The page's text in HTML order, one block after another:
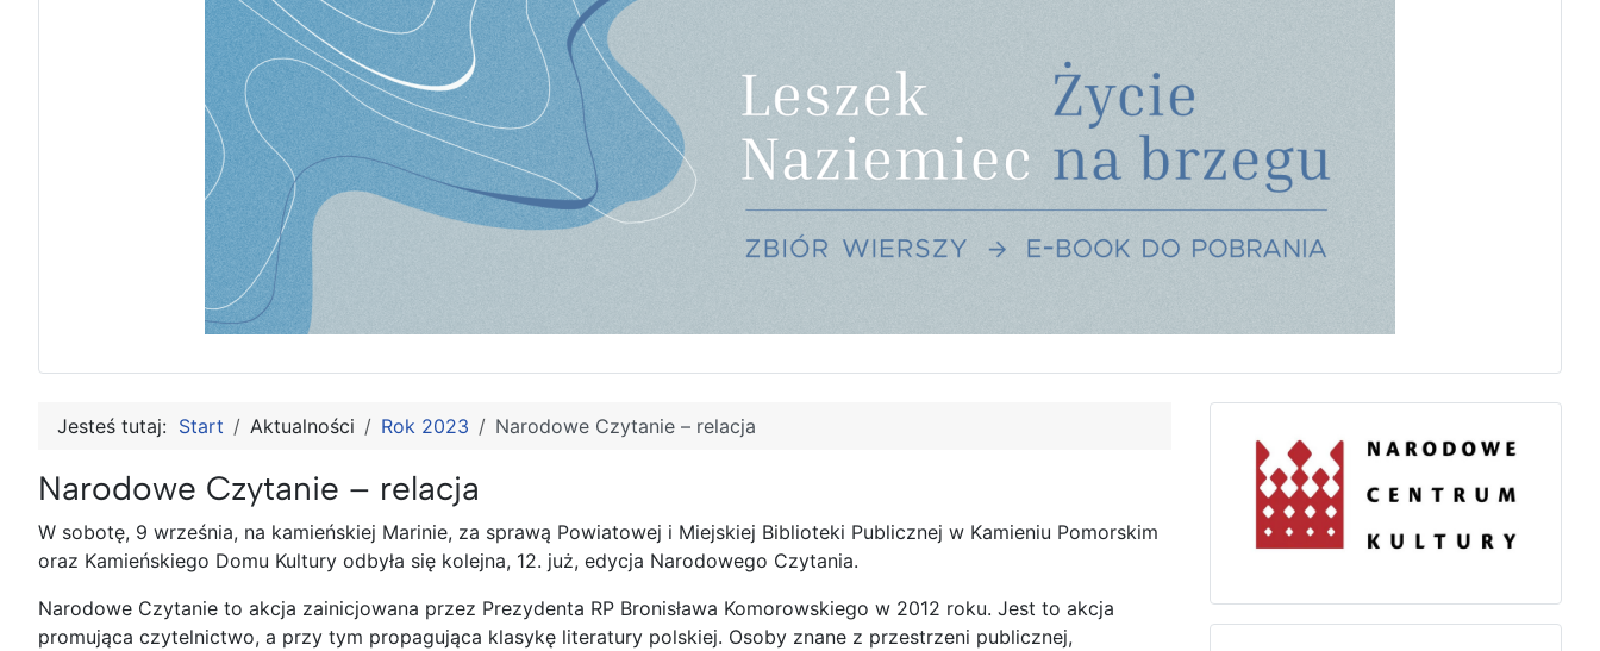
Jesteś tutaj: Start Aktualności Rok 2023 Narodowe Czytanie – relacja
Narodowe Czytanie – relacja
W sobotę, 9 września, na kamieńskiej Marinie, za sprawą Powiatowej i Miejskiej Biblioteki Publicznej w Kamieniu Pomorskim
oraz Kamieńskiego Domu Kultury odbyła się kolejna, 12. już, edycja Narodowego Czytania.
Narodowe Czytanie to akcja zainicjowana przez Prezydenta RP Bronisława Komorowskiego w 2012 roku. Jest to akcja
promująca czytelnictwo, a przy tym propagująca klasykę literatury polskiej. Osoby znane z przestrzeni publicznej,